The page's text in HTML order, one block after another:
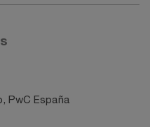
PwC España